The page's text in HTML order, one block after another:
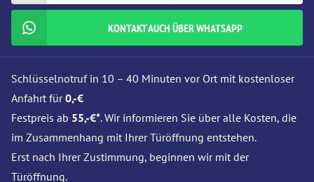
KONTAKT AUCH ÜBER WHATSAPP
Schlüsselnotruf in 10 – 40 Minuten vor Ort mit kostenloser
Anfahrt für0,-€
Festpreis ab 55,-€*. Wir informieren Sie über alle Kosten, die
im Zusammenhang mit Ihrer Türöffnung entstehen.
Erst nach Ihrer Zustimmung, beginnen wir mit der
Türöffnung.